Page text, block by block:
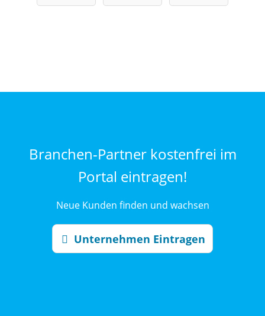
Branchen-Partner kostenfrei im
Portal eintragen!
Neue Kunden finden und wachsen
Unternehmen Eintragen